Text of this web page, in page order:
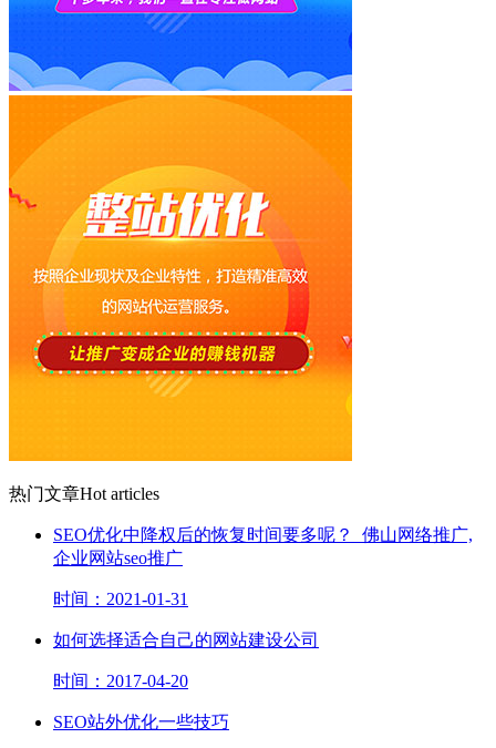
热门文章Hot articles
SEO优化中降权后的恢复时间要多呢？_佛山网络推广,
企业网站seo推广
时间：2021-01-31
如何选择适合自己的网站建设公司
时间：2017-04-20
SEO站外优化一些技巧